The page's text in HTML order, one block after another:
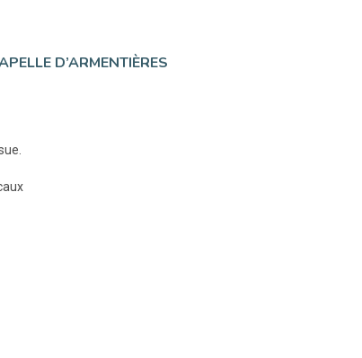
D’ARMENTIÈRES